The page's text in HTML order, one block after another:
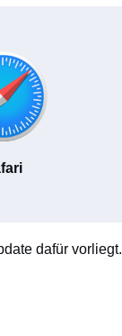
dafür vorliegt.